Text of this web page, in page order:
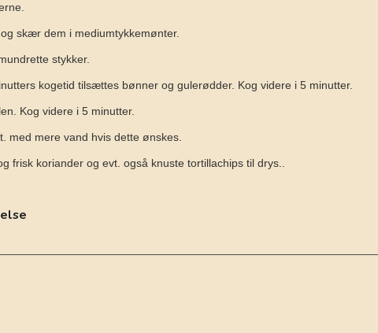
skær dem i mediumtykkemønter.
stykker.
kogetid tilsættes bønner og gulerødder. Kog videre i 5 minutter.
Kog videre i 5 minutter.
med mere vand hvis dette ønskes.
frisk koriander og evt. også knuste tortillachips til drys..